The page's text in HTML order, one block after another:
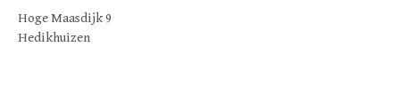
Hoge Maasdijk 9
Hedikhuizen